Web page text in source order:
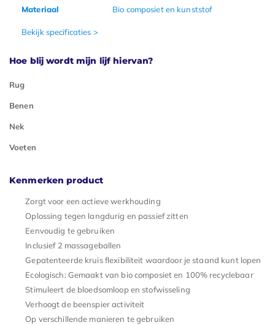
Materiaal Bio composiet en kunststof
Bekijk specificaties >
Hoe blij wordt mijn lijf hiervan?
Rug
Benen
Nek
Voeten
Kenmerken product
Zorgt voor een actieve werkhouding
Oplossing tegen langdurig en passief zitten
Eenvoudig te gebruiken
Inclusief 2 massageballen
Gepatenteerde kruis flexibiliteit waardoor je staand kunt lopen
Ecologisch: Gemaakt van bio composiet en 100% recyclebaar
Stimuleert de bloedsomloop en stofwisseling
Verhoogt de beenspier activiteit
Op verschillende manieren te gebruiken